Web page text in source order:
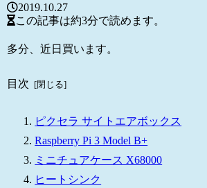
2019.10.27
この記事は約3分で読めます。
多分、近日買います。
目次
ピクセラ サイトエアボックス
Raspberry Pi 3 Model B+
ミニチュアケース X68000
ヒートシンク